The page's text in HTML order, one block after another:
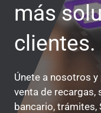
más
clientes.
Únete a nosotros
venta de recargas,
bancario, trámites,